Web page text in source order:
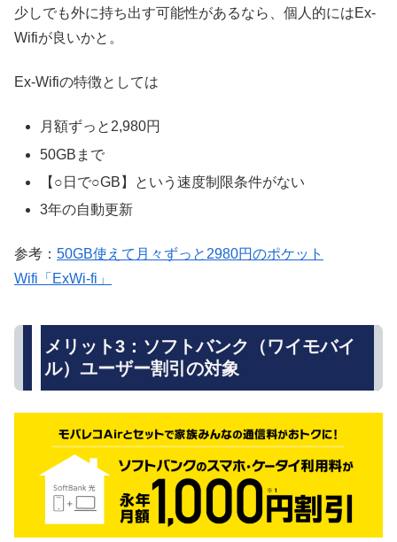
少しでも外に持ち出す可能性があるなら、個人的にはEx-
Wifiが良いかと。
Ex-Wifiの特徴としては
月額ずっと2,980円
50GBまで
【○日で○GB】という速度制限条件がない
3年の自動更新
参考： 50GB使えて月々ずっと2980円のポケット
Wifi「ExWi-fi」
メリット3：ソフトバンク（ワイモバイ
ル）ユーザー割引の対象